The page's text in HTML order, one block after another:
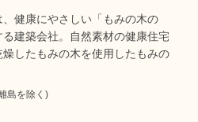
健康にやさしい「もみの木の
建築会社。自然素材の健康住宅
したもみの木を使用したもみの
島を除く)